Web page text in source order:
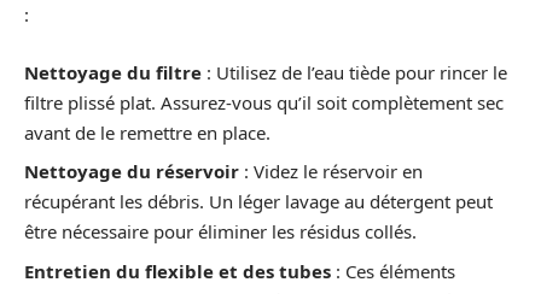
:
Nettoyage du filtre : Utilisez de l’eau tiède pour rincer le
filtre plissé plat. Assurez-vous qu’il soit complètement sec
avant de le remettre en place.
Nettoyage du réservoir : Videz le réservoir en
récupérant les débris. Un léger lavage au détergent peut
être nécessaire pour éliminer les résidus collés.
Entretien du flexible et des tubes : Ces éléments